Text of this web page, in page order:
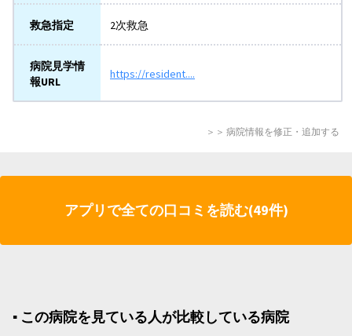
救急指定 2次救急
病院見学情
報URL
https://resident....
＞＞ 病院情報を修正・追加する
アプリで全ての口コミを読む(49件)
▪︎ この病院を見ている人が比較している病院